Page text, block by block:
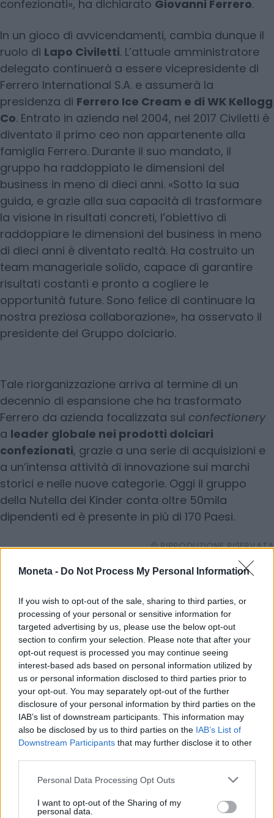
Moneta - Do Not Process My Personal Information
If you wish to opt-out of the sale, sharing to third parties, or
processing of your personal or sensitive information for
targeted advertising by us, please use the below opt-out
section to confirm your selection. Please note that after your
opt-out request is processed you may continue seeing
interest-based ads based on personal information utilized by
us or personal information disclosed to third parties prior to
your opt-out. You may separately opt-out of the further
disclosure of your personal information by third parties on the
IAB’s list of downstream participants. This information may
also be disclosed by us to third parties on the IAB’s List of
Downstream Participants that may further disclose it to other
Personal Data Processing Opt Outs
I want to opt-out of the Sharing of my
personal data.
confezionati», ha dichiarato Giovanni Ferrero.
In un gioco di avvicendamenti, cambia dunque il
ruolo di Lapo Civiletti. L’attuale amministratore
delegato continuerà a essere vicepresidente di
Ferrero International S.A. e assumerà la
presidenza di Ferrero Ice Cream e di WK Kellogg
Co. Entrato in azienda nel 2004, nel 2017 Civiletti è
diventato il primo ceo non appartenente alla
famiglia Ferrero. Durante il suo mandato, il
gruppo ha raddoppiato le dimensioni del
business in meno di dieci anni. «Sotto la sua
guida, e grazie alla sua capacità di trasformare
la visione in risultati concreti, l’obiettivo di
raddoppiare le dimensioni del business in meno
di dieci anni è diventato realtà. Ha costruito un
team manageriale solido, capace di garantire
risultati costanti e pronto a cogliere le
opportunità future. Sono felice di continuare la
nostra preziosa collaborazione», ha osservato il
presidente del Gruppo dolciario.
Tale riorganizzazione arriva al termine di un
decennio di espansione che ha trasformato
Ferrero da azienda focalizzata sul confectionery
a leader globale nei prodotti dolciari
confezionati, grazie a una serie di acquisizioni e
a un’intensa attività di innovazione sui marchi
storici e nelle nuove categorie. Oggi il gruppo
della Nutella dei Kinder conta oltre 50mila
dipendenti ed è presente in più di 170 Paesi.
© RIPRODUZIONE RISERVATA
Condividi
Scegli Moneta come fonte preferita